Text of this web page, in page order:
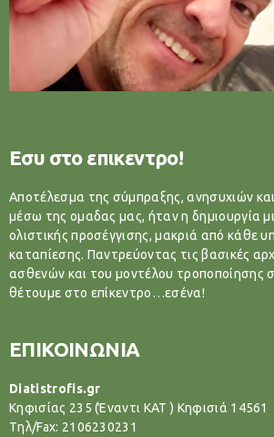
Εσυ στο επικεντρο!
Αποτέλεσμα της σύμπραξης, ανησυχιών
μέσω της ομαδας μας, ήταν η δημιουργία
ολιστικής προσέγγισης, μακριά από κάθε
καταπίεσης. Παντρεύοντας τις βασικές
ασθενών και του μοντέλου τροποποίησης
θέτουμε στο επίκεντρο…εσένα!
ΕΠΙΚΟΙΝΩΝΙΑ
Diatistrofis.gr
Κηφισίας 235 (Έναντι ΚΑΤ ) Κηφισιά 14561
Tηλ/Fax: 2106230231